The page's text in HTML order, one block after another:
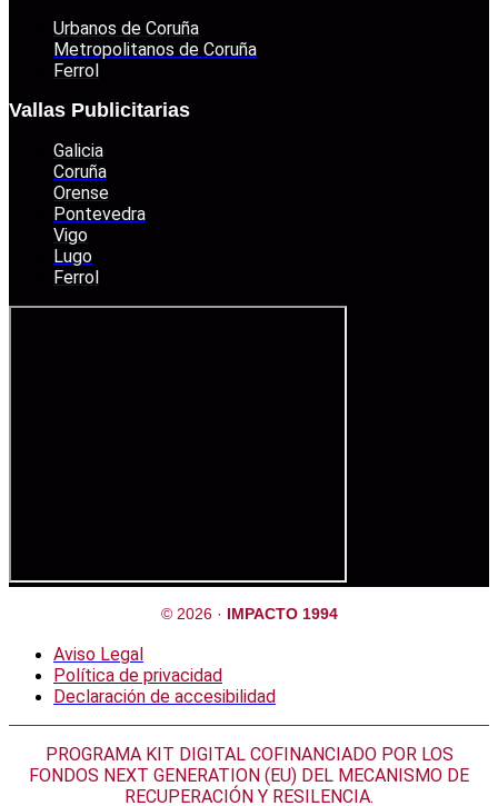
Urbanos de Coruña
Metropolitanos de Coruña
Ferrol
Vallas Publicitarias
Galicia
Coruña
Orense
Pontevedra
Vigo
Lugo
Ferrol
© 2026 · IMPACTO 1994
Aviso Legal
Política de privacidad
Declaración de accesibilidad
PROGRAMA KIT DIGITAL COFINANCIADO POR LOS
FONDOS NEXT GENERATION (EU) DEL MECANISMO DE
RECUPERACIÓN Y RESILENCIA.